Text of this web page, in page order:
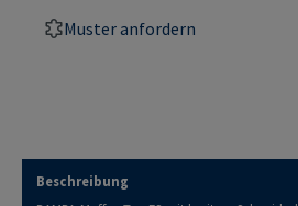
Muster anfordern
Beschreibung